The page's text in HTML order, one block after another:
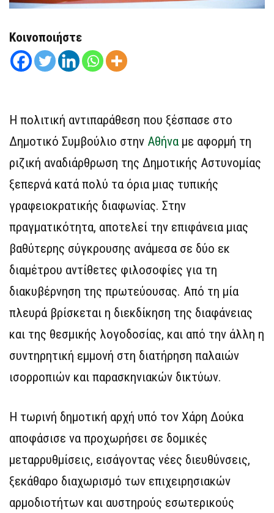
Κοινοποιήστε
Η πολιτική αντιπαράθεση που ξέσπασε στο
Δημοτικό Συμβούλιο στην Αθήνα με αφορμή τη
ριζική αναδιάρθρωση της Δημοτικής Αστυνομίας
ξεπερνά κατά πολύ τα όρια μιας τυπικής
γραφειοκρατικής διαφωνίας. Στην
πραγματικότητα, αποτελεί την επιφάνεια μιας
βαθύτερης σύγκρουσης ανάμεσα σε δύο εκ
διαμέτρου αντίθετες φιλοσοφίες για τη
διακυβέρνηση της πρωτεύουσας. Από τη μία
πλευρά βρίσκεται η διεκδίκηση της διαφάνειας
και της θεσμικής λογοδοσίας, και από την άλλη η
συντηρητική εμμονή στη διατήρηση παλαιών
ισορροπιών και παρασκηνιακών δικτύων.
Η τωρινή δημοτική αρχή υπό τον Χάρη Δούκα
αποφάσισε να προχωρήσει σε δομικές
μεταρρυθμίσεις, εισάγοντας νέες διευθύνσεις,
ξεκάθαρο διαχωρισμό των επιχειρησιακών
αρμοδιοτήτων και αυστηρούς εσωτερικούς